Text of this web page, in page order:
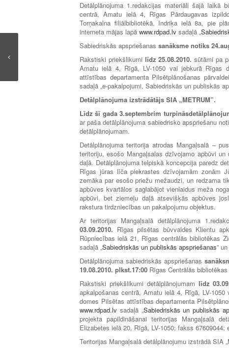
Detālplānojuma 1.redakcijas materiāli šajā laikā
centrā, Amatu ielā 4, Rīgas Pārdaugavas
Torņakalna filiālbibliotēkā, Indriķa ielā 8a, pie
interneta mājas lapā www.rdpad.lv sadaļā „
Sabiedriskās apspriešanas sanāksme notiks
Rakstiski priekšlikumi līdz 25.08.2010. sūtāmi pa
Amatu ielā 4, Rīgā, LV-1050 vai jebkurā Rīgas
attīstības departamenta Pilsētplānošanas
sadaļā „e-pakalpojumi, Sabiedriskās un publiskās
Detālplānojuma izstrādātājs SIA „METRUM”.
Līdz šī gada 3.septembrim turpināsd
ar paša detālplānojuma sabiedrisko apspriešanu
detālplānojumam.
Detālplānojuma teritorija atrodas Mangaļsalā –
teritoriju, esošo Mangaļsalas dzīvojamo apbūvi un
daļā. Detālplānojuma telpiskā koncepcija paredz
Rīgas jūras līča piekrastes dzīvojamām zonām
zemāka par esošo priežu mežaudzi, un redzama
apbūves kvartālos saglabājot vienlaidus meža
apbūvi, bet ziemeļu daļā atsevišķās apbūves
rakstura tirdzniecības un pakalpojumu objektus.
Ar teritorijas Mangaļsalā detālplānojuma
03.09.2010. Rīgas pilsētas būvvaldes Klientu
Rūpniecības ielā 21, Rīgas centrālās bibliotēkas
sadaļā „Sabiedriskās un publiskās apspriešanas” un
Detālplānojuma sabiedriskās apspriešanas
19.08.2010. plkst.17:00 Rīgas Centrālās
Rakstiski priekšlikumi detālplānojumam līdz
apkalpošanas centrā, Amatu ielā 4, Rīgā, LV-
domes Pilsētas attīstības departamenta
www.rdpad.lv sadaļā „Sabiedriskās un publiskās
projekta papildināšanai teritorijas Mangaļsalā
Elizabetes ielā 20, Rīgā, LV-1050; fakss 67609044;
Teritorijas Mangaļsalā detālplānojumu izstrādā SIA